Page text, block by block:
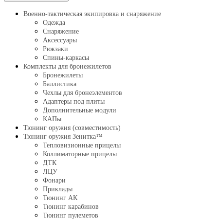
Военно-тактическая экипировка и снаряжение
Одежда
Снаряжение
Аксессуары
Рюкзаки
Спины-каркасы
Комплекты для бронежилетов
Бронежилеты
Баллистика
Чехлы для бронеэлементов
Адаптеры под плиты
Дополнительные модули
КАПы
Тюнинг оружия (совместимость)
Тюнинг оружия Зенитка™
Тепловизионные прицелы
Коллиматорные прицелы
ДТК
ЛЦУ
Фонари
Приклады
Тюнинг АК
Тюнинг карабинов
Тюнинг пулеметов